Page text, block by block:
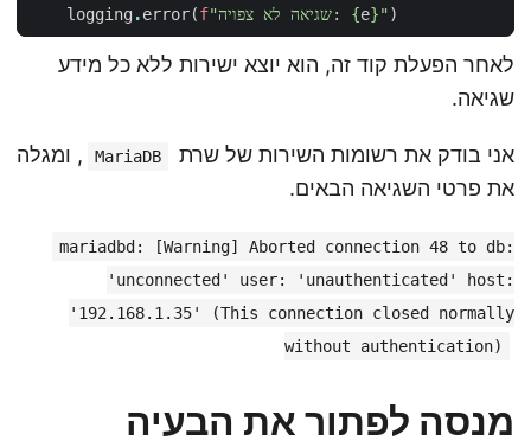
logging .error(f "שגיאה לא צפויה: {e}")
לאחר הפעלת קוד זה, הוא יוצא ישירות ללא כל מידע
שגיאה.
אני בודק את רשומות השירות של שרת MariaDB
, ומגלה
את פרטי השגיאה הבאים.
mariadbd: [Warning] Aborted connection 48 to db:
'unconnected' user: 'unauthenticated' host:
'192.168.1.35' (This connection closed normally
without authentication)
מנסה לפתור את הבעיה